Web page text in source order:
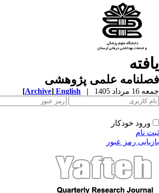
یافته
فصلنامه علمی پژوهشی
جمعه 16 مرداد 1405 |
English
[Archive]
ورود خودکار
ثبت نام
بازیابی رمز عبور